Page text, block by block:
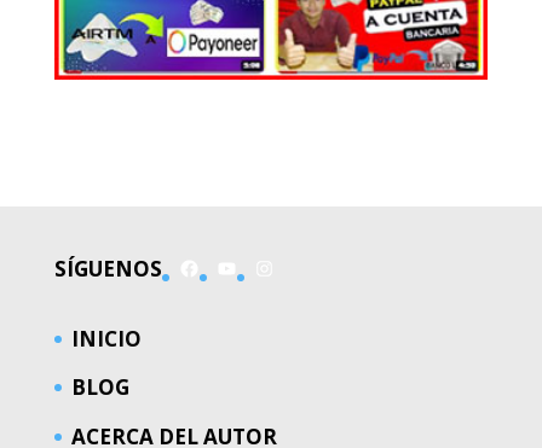
SÍGUENOS
INICIO
BLOG
ACERCA DEL AUTOR